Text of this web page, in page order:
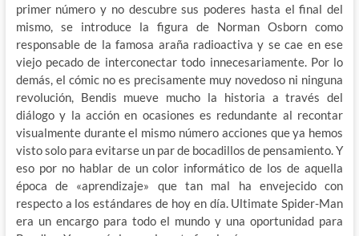
primer número y no descubre sus poderes hasta el final del
mismo, se introduce la figura de Norman Osborn como
responsable de la famosa araña radioactiva y se cae en ese
viejo pecado de interconectar todo innecesariamente. Por lo
demás, el cómic no es precisamente muy novedoso ni ninguna
revolución, Bendis mueve mucho la historia a través del
diálogo y la acción en ocasiones es redundante al recontar
visualmente durante el mismo número acciones que ya hemos
visto solo para evitarse un par de bocadillos de pensamiento. Y
eso por no hablar de un color informático de los de aquella
época de «aprendizaje» que tan mal ha envejecido con
respecto a los estándares de hoy en día. Ultimate Spider-Man
era un encargo para todo el mundo y una oportunidad para